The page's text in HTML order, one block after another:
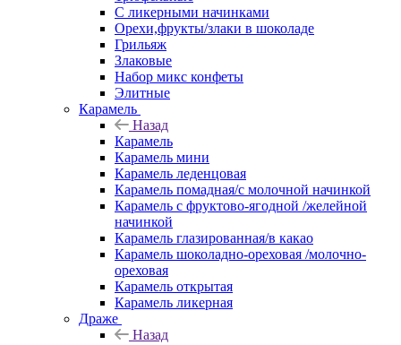
С ликерными начинками
Орехи,фрукты/злаки в шоколаде
Грильяж
Злаковые
Набор микс конфеты
Элитные
Карамель
Назад
Карамель
Карамель мини
Карамель леденцовая
Карамель помадная/с молочной начинкой
Карамель с фруктово-ягодной /желейной
начинкой
Карамель глазированная/в какао
Карамель шоколадно-ореховая /молочно-
ореховая
Карамель открытая
Карамель ликерная
Драже
Назад